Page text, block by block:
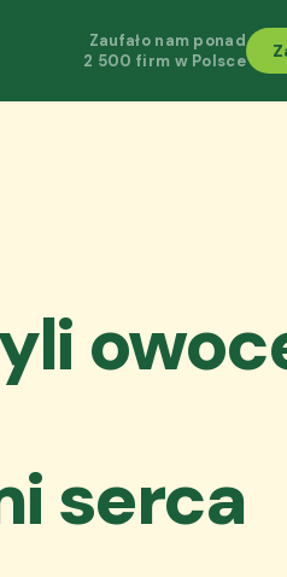
Zaufało nam ponad
2 500 firm w Polsce
serca